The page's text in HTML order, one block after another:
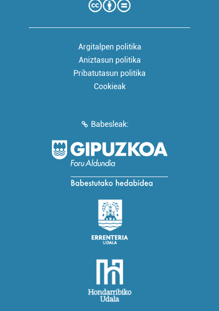
Argitalpen politika
Aniztasun politika
Pribatutasun politika
Cookieak
Babesleak: